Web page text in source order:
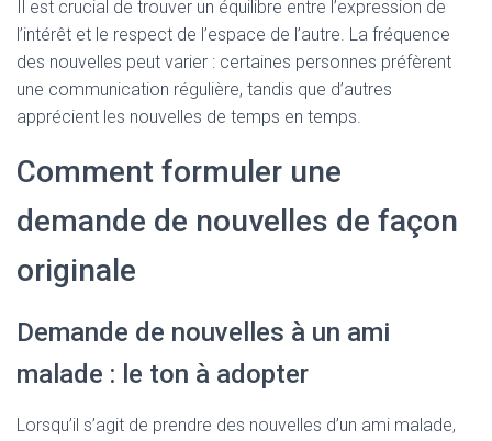
Il est crucial de trouver un équilibre entre l’expression de
l’intérêt et le respect de l’espace de l’autre. La fréquence
des nouvelles peut varier : certaines personnes préfèrent
une communication régulière, tandis que d’autres
apprécient les nouvelles de temps en temps.
Comment formuler une
demande de nouvelles de façon
originale
Demande de nouvelles à un ami
malade : le ton à adopter
Lorsqu’il s’agit de prendre des nouvelles d’un ami malade,